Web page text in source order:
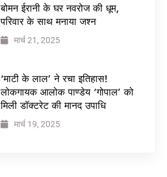
बोमन ईरानी के घर नवरोज की धूम,
परिवार के साथ मनाया जश्न
मार्च 21, 2025
‘माटी के लाल’ ने रचा इतिहास!
लोकगायक आलोक पाण्डेय ‘गोपाल’ को
मिली डॉक्टरेट की मानद उपाधि
मार्च 19, 2025